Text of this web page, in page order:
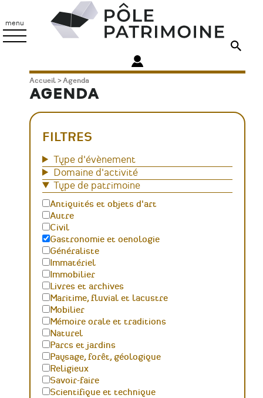
contenu
principal
menu
Patrimoine
Fil
d'Ariane
Accueil Agenda
AGENDA
FILTRES
Type d'évènement
Domaine d'activité
Type de patrimoine
Antiquités et objets d'art
Autre
Civil
Gastronomie et oenologie
Généraliste
Immatériel
Immobilier
Livres et archives
Maritime, fluvial et lacustre
Mobilier
Mémoire orale et traditions
Naturel
Parcs et jardins
Paysage, forêt, géologique
Religieux
Savoir-faire
Scientifique et technique